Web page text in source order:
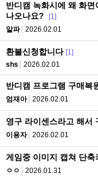
반디캠 녹화시에 왜 화
나오나요?
[1]
알파
2026.02.01
환불신청합니다 [1]
shs
2026.02.01
반디캠 프로그램 구매복
엄재아
2026.02.01
영구 라이센스라고 해서
이용자
2026.02.01
게임중 이미지 캡쳐 단
ㅇㅇ
2026.01.31